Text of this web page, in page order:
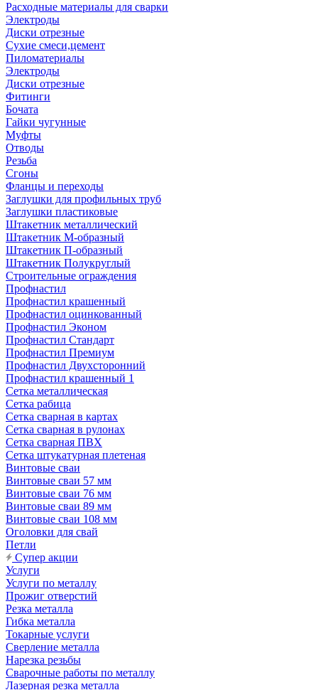
Расходные материалы для сварки
Электроды
Диски отрезные
Сухие смеси,цемент
Пиломатериалы
Электроды
Диски отрезные
Фитинги
Бочата
Гайки чугунные
Муфты
Отводы
Резьба
Сгоны
Фланцы и переходы
Заглушки для профильных труб
Заглушки пластиковые
Штакетник металлический
Штакетник М-образный
Штакетник П-образный
Штакетник Полукруглый
Строительные ограждения
Профнастил
Профнастил крашенный
Профнастил оцинкованный
Профнастил Эконом
Профнастил Стандарт
Профнастил Премиум
Профнастил Двухсторонний
Профнастил крашенный 1
Сетка металлическая
Сетка рабица
Сетка сварная в картах
Сетка сварная в рулонах
Сетка сварная ПВХ
Сетка штукатурная плетеная
Винтовые сваи
Винтовые сваи 57 мм
Винтовые сваи 76 мм
Винтовые сваи 89 мм
Винтовые сваи 108 мм
Оголовки для свай
Петли
Супер акции
Услуги
Услуги по металлу
Прожиг отверстий
Резка металла
Гибка металла
Токарные услуги
Сверление металла
Нарезка резьбы
Сварочные работы по металлу
Лазерная резка металла